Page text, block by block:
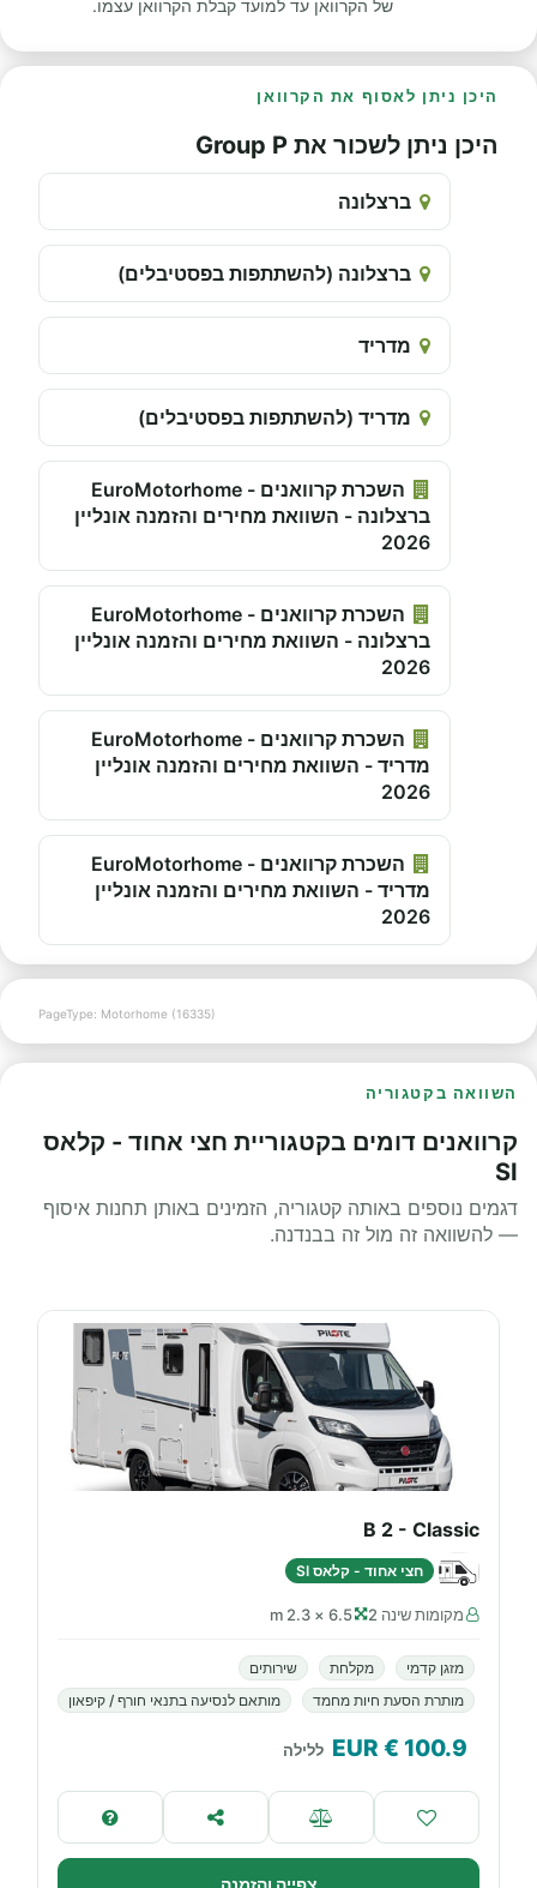
של הקרוואן עד למועד קבלת הקרוואן עצמו.
היכן ניתן לאסוף את הקרוואן
היכן ניתן לשכור את Group P
ברצלונה
ברצלונה (להשתתפות בפסטיבלים)
מדריד
מדריד (להשתתפות בפסטיבלים)
השכרת קרוואנים - EuroMotorhome
ברצלונה - השוואת מחירים והזמנה אונליין
2026
השכרת קרוואנים - EuroMotorhome
ברצלונה - השוואת מחירים והזמנה אונליין
2026
השכרת קרוואנים - EuroMotorhome
מדריד - השוואת מחירים והזמנה אונליין
2026
השכרת קרוואנים - EuroMotorhome
מדריד - השוואת מחירים והזמנה אונליין
2026
PageType: Motorhome (16335)
השוואה בקטגוריה
קרוואנים דומים בקטגוריית חצי אחוד - קלאס
SI
דגמים נוספים באותה קטגוריה, הזמינים באותן תחנות איסוף
— להשוואה זה מול זה בבנדנה.
B 2 - Classic
חצי אחוד - קלאס SI
מקומות שינה 2 6.5 × 2.3 m
מזגן קדמי מקלחת
שירותים
מותרת הסעת חיות מחמד
מותאם לנסיעה בתנאי חורף / קיפאון
100.9
€ EUR ללילה